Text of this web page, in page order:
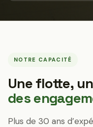
NOTRE CAPACITÉ
Une flotte,
des
Plus de 30 ans